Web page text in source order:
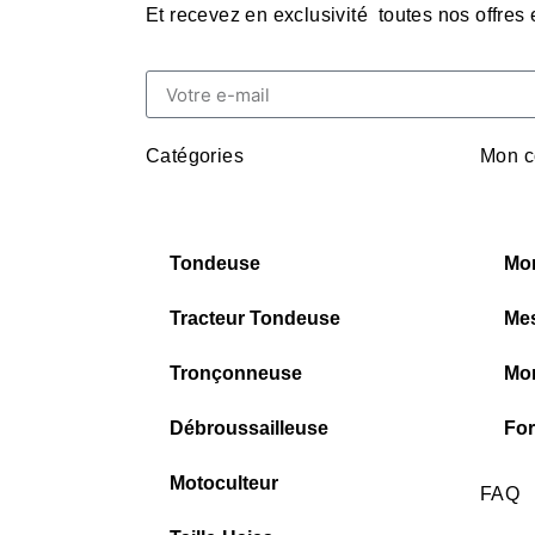
Et recevez en exclusivité toutes nos offres
Catégories
Tondeuse
Tracteur Tondeuse
Tronçonneuse
Débroussailleuse
Motoculteur
Mon
FAQ